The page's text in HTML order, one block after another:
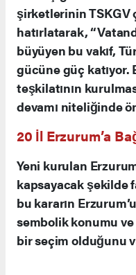
Okay Memiş:
Milli Güvenlik
Memiş ise ASELSAN,
şirketlerinin TSKGV
hatırlatarak,
büyüyen bu vakıf,
gücüne güç katıyor.
teşkilatının
devamı niteliğinde